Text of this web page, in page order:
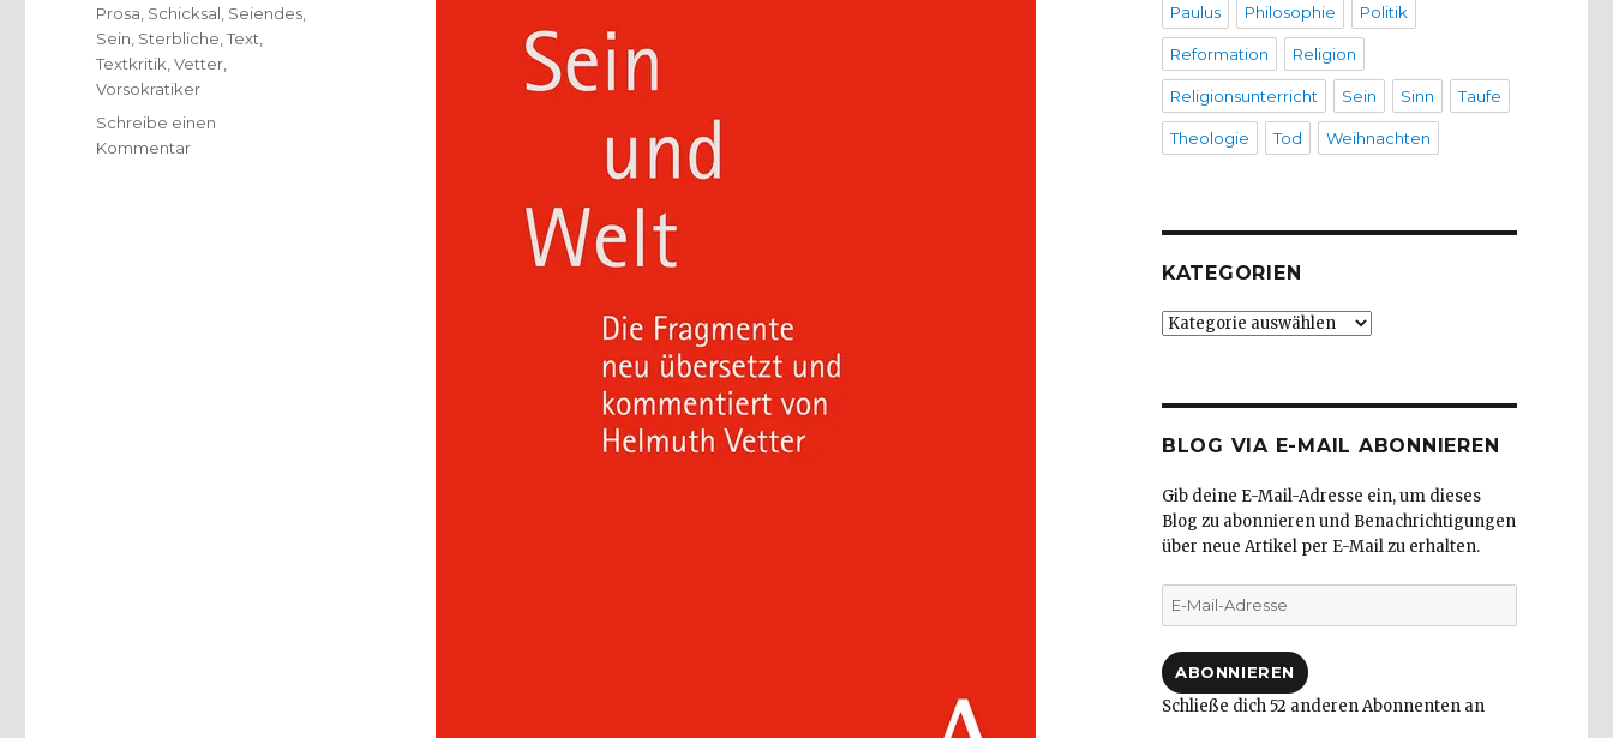
Prosa Schicksal Seiendes
Sein Sterbliche ,Text
Textkritik ,Vetter
Vorsokratiker
Schreibe einen
Kommentarzu
Paulus Philosophie Politik
Reformation Religion
Religionsunterricht Sein Sinn Taufe
Theologie Tod Weihnachten
KATEGORIEN
Kategorien
BLOG VIA E-MAIL ABONNIEREN
Gib deine E-Mail-Adresse ein, um dieses
Blog zu abonnieren und Benachrichtigungen
über neue Artikel per E-Mail zu erhalten.
E-
Mail-
ABONNIEREN
Schließe dich 52 anderen Abonnenten an